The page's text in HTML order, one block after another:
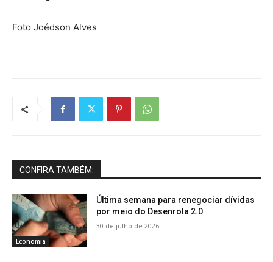
Foto Joédson Alves
CONFIRA TAMBÉM:
Economia
Última semana para renegociar dívidas
por meio do Desenrola 2.0
30 de julho de 2026